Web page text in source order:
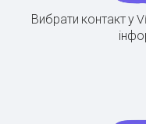
Вибрати контакт у